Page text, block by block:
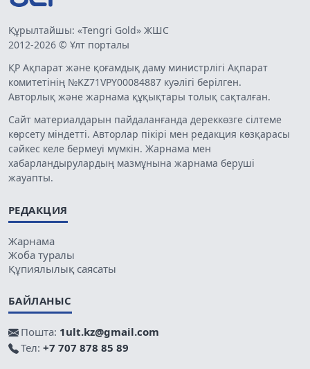
Құрылтайшы: «Tengri Gold» ЖШС
2012-2026 © Ұлт порталы
ҚР Ақпарат және қоғамдық даму министрлігі Ақпарат
комитетінің №KZ71VPY00084887 куәлігі берілген.
Авторлық және жарнама құқықтары толық сақталған.
Сайт материалдарын пайдаланғанда дереккөзге сілтеме
көрсету міндетті. Авторлар пікірі мен редакция көзқарасы
сәйкес келе бермеуі мүмкін. Жарнама мен
хабарландырулардың мазмұнына жарнама беруші
жауапты.
РЕДАКЦИЯ
Жарнама
Жоба туралы
Құпиялылық саясаты
БАЙЛАНЫС
Пошта: 1ult.kz@gmail.com
Тел: +7 707 878 85 89